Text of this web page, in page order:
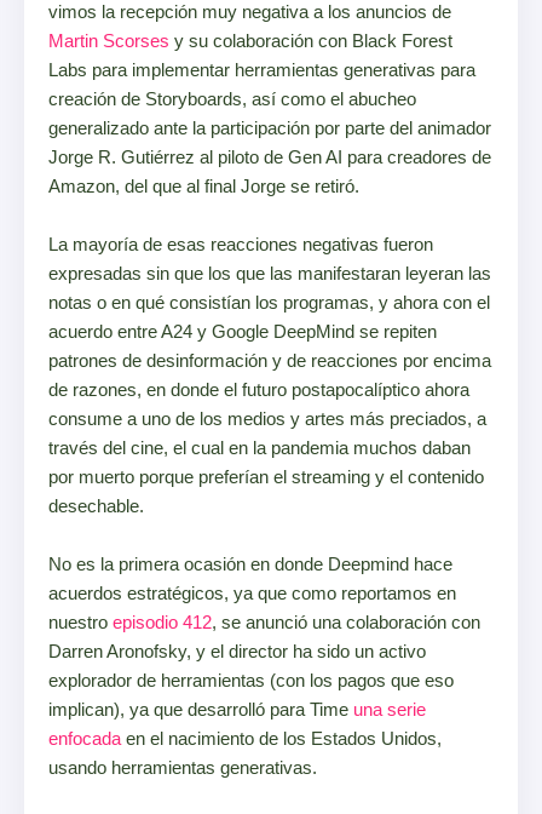
vimos la recepción muy negativa a los anuncios de
Martin Scorses y su colaboración con Black Forest
Labs para implementar herramientas generativas para
creación de Storyboards, así como el abucheo
generalizado ante la participación por parte del animador
Jorge R. Gutiérrez al piloto de Gen AI para creadores de
Amazon, del que al final Jorge se retiró.
La mayoría de esas reacciones negativas fueron
expresadas sin que los que las manifestaran leyeran las
notas o en qué consistían los programas, y ahora con el
acuerdo entre A24 y Google DeepMind se repiten
patrones de desinformación y de reacciones por encima
de razones, en donde el futuro postapocalíptico ahora
consume a uno de los medios y artes más preciados, a
través del cine, el cual en la pandemia muchos daban
por muerto porque preferían el streaming y el contenido
desechable.
No es la primera ocasión en donde Deepmind hace
acuerdos estratégicos, ya que como reportamos en
nuestro episodio 412, se anunció una colaboración con
Darren Aronofsky, y el director ha sido un activo
explorador de herramientas (con los pagos que eso
implican), ya que desarrolló para Time una serie
enfocada en el nacimiento de los Estados Unidos,
usando herramientas generativas.